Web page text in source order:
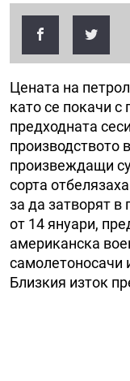
Цената на
като се покачи с
предходната
производството
произвеждащи
сорта
за да затворят в
от 14 януари,
американска
самолетоносачи
Близкия изток